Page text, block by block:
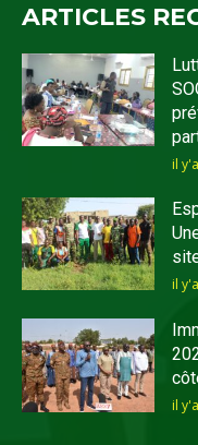
ARTICLES
il
il
il